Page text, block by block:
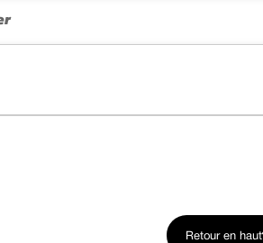
Retour en haut